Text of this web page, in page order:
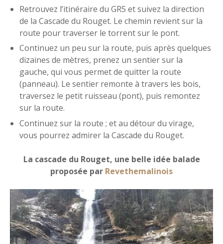
Retrouvez l’itinéraire du GR5 et suivez la direction
de la Cascade du Rouget. Le chemin revient sur la
route pour traverser le torrent sur le pont.
Continuez un peu sur la route, puis après quelques
dizaines de mètres, prenez un sentier sur la
gauche, qui vous permet de quitter la route
(panneau). Le sentier remonte à travers les bois,
traversez le petit ruisseau (pont), puis remontez
sur la route.
Continuez sur la route ; et au détour du virage,
vous pourrez admirer la Cascade du Rouget.
La cascade du Rouget, une belle idée balade
proposée par Revethemalinois